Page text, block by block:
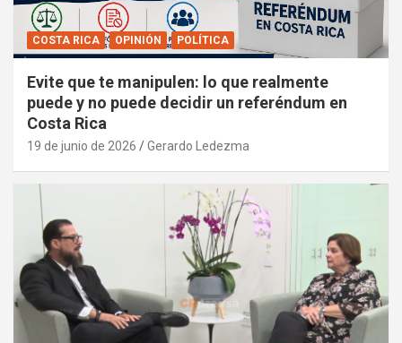
COSTA RICA OPINIÓN POLÍTICA
Evite que te manipulen: lo que realmente
puede y no puede decidir un referéndum en
Costa Rica
19 de junio de 2026 Gerardo Ledezma